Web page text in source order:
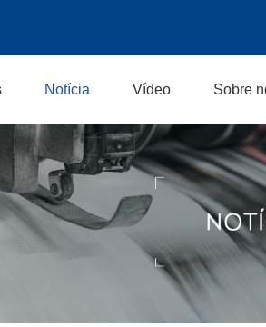
Notícia Vídeo Sobre